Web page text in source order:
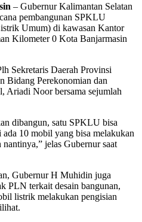
– Gubernur Kalimantan Selatan
pembangunan SPKLU
Umum) di kawasan Kantor
Kilometer 0 Kota Banjarmasin
Sekretaris Daerah Provinsi
Bidang Perekonomian dan
Ariadi Noor bersama sejumlah
dibangun, satu SPKLU bisa
10 mobil yang bisa melakukan
jelas Gubernur saat
Gubernur H Muhidin juga
PLN terkait desain bangunan,
listrik melakukan pengisian